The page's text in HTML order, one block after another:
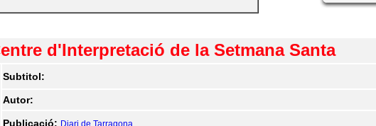
d'Interpretació de la Setmana Santa
Subtitol:
Autor:
Publicació: Diari de Tarragona